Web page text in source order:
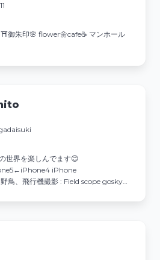
朱印🌸 flower🌼cafe☕️ マンホール
世界を楽しんでます😊
iPhone
鳥、飛行機撮影 : Field scope gosky使